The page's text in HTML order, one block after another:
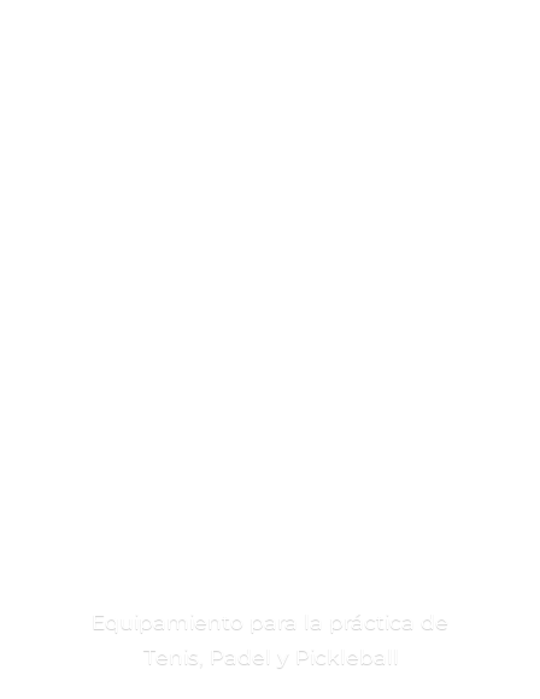
Equipamiento para la práctica de
Tenis, Padel
y Pickleball